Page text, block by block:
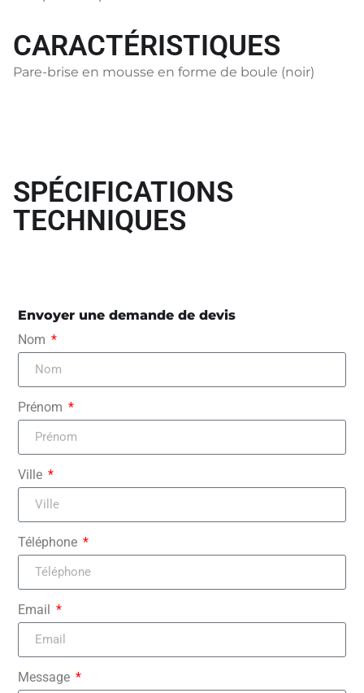
CARACTÉRISTIQUES
Pare-brise en mousse en forme de boule (noir)
SPÉCIFICATIONS
TECHNIQUES
Envoyer une demande de devis
Nom
Prénom
Ville
Téléphone
Email
Message